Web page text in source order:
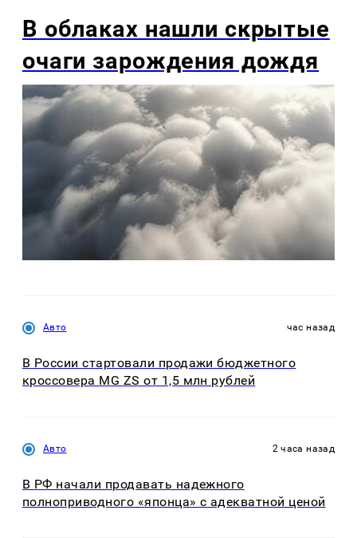
В облаках нашли скрытые
очаги зарождения дождя
Авто час назад
В России стартовали продажи бюджетного
кроссовера MG ZS от 1,5 млн рублей
Авто 2 часа назад
В РФ начали продавать надежного
полноприводного «японца» с адекватной ценой